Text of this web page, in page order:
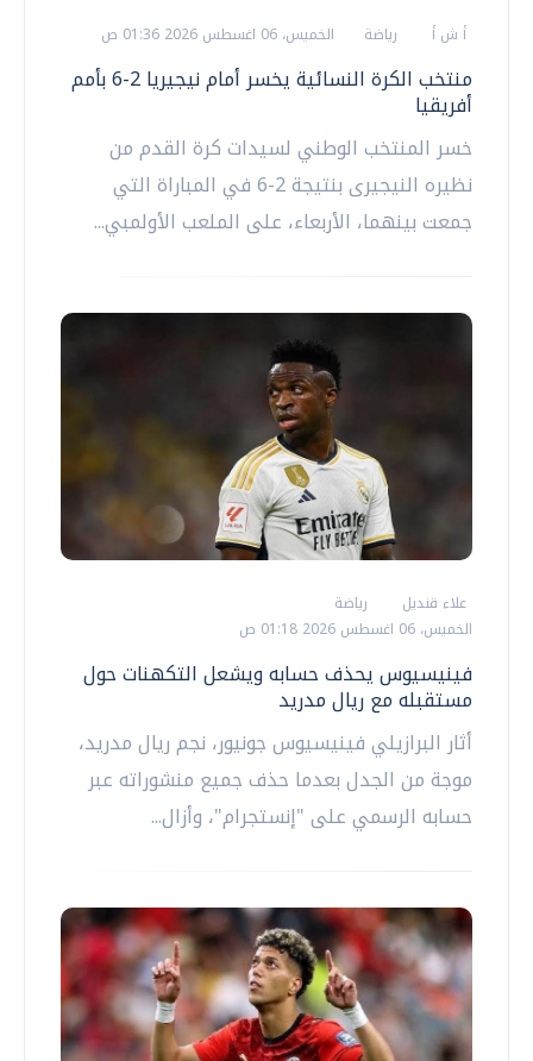
أ ش أ رياضة الخميس، 06 اغسطس 2026 01:36 ص
منتخب الكرة النسائية يخسر أمام نيجيريا 2-6 بأمم
أفريقيا
خسر المنتخب الوطني لسيدات كرة القدم من
نظيره النيجيرى بنتيجة 2-6 في المباراة التي
جمعت بينهما، الأربعاء، على الملعب الأولمبي...
علاء قنديل
رياضة
الخميس، 06 اغسطس 2026 01:18 ص
فينيسيوس يحذف حسابه ويشعل التكهنات حول
مستقبله مع ريال مدريد
أثار البرازيلي فينيسيوس جونيور، نجم ريال مدريد،
موجة من الجدل بعدما حذف جميع منشوراته عبر
حسابه الرسمي على "إنستجرام"، وأزال...